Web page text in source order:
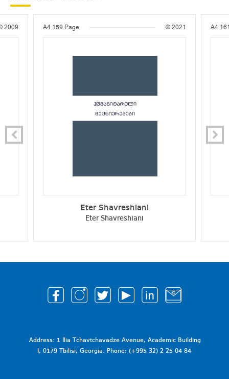
2009 A4 159 Page © 2021
Eter Shavreshiani
Eter Shavreshiani
A4
Address: 1 Ilia Tchavtchavadze Avenue, Academic Building
I, 0179 Tbilisi, Georgia. Phone: (+995 32) 2 25 04 84